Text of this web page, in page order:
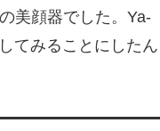
美顔器でした。Ya-
てみることにしたん